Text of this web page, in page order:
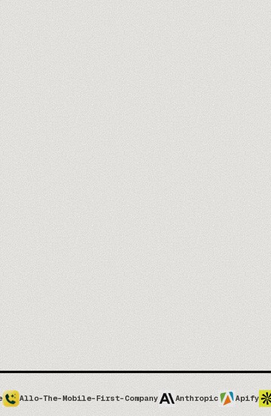
Sin spam, nunca. Cancela en un clic.
TRUSTPILOT
LO QUE HACEMOS · ADALO
01 Build de la app
Una app nativa, no solo un proto
02 Datos y lógica
Colecciones que encajan con tu negocio
03 Integraciones
Tu API y las push, conectadas
04 Publicación y autonomía
Publicada en las stores, y tuya
4
SERVICIOS
iOS·Android
NATIVO + WEB
API·Push
INTEGRACIONES
First-Company Anthropic Apify Apolloio Attio